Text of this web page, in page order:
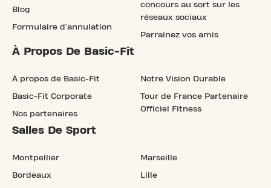
Blog
Formulaire d'annulation
concours au sort sur les
réseaux sociaux
Parrainez vos amis
À Propos De Basic-Fit
À propos de Basic-Fit
Basic-Fit Corporate
Nos partenaires
Notre Vision Durable
Tour de France Partenaire
Officiel Fitness
Salles De Sport
Montpellier
Bordeaux
Marseille
Lille